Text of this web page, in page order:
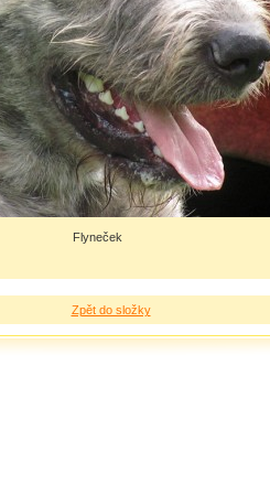
Flyneček
Zpět do složky